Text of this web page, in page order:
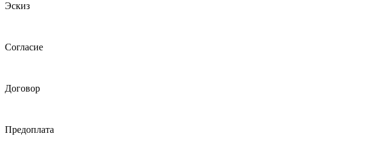
Эскиз
Согласие
Договор
Предоплата